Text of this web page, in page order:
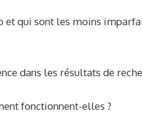
qui sont les moins
dans les résultats de
fonctionnent-elles ?